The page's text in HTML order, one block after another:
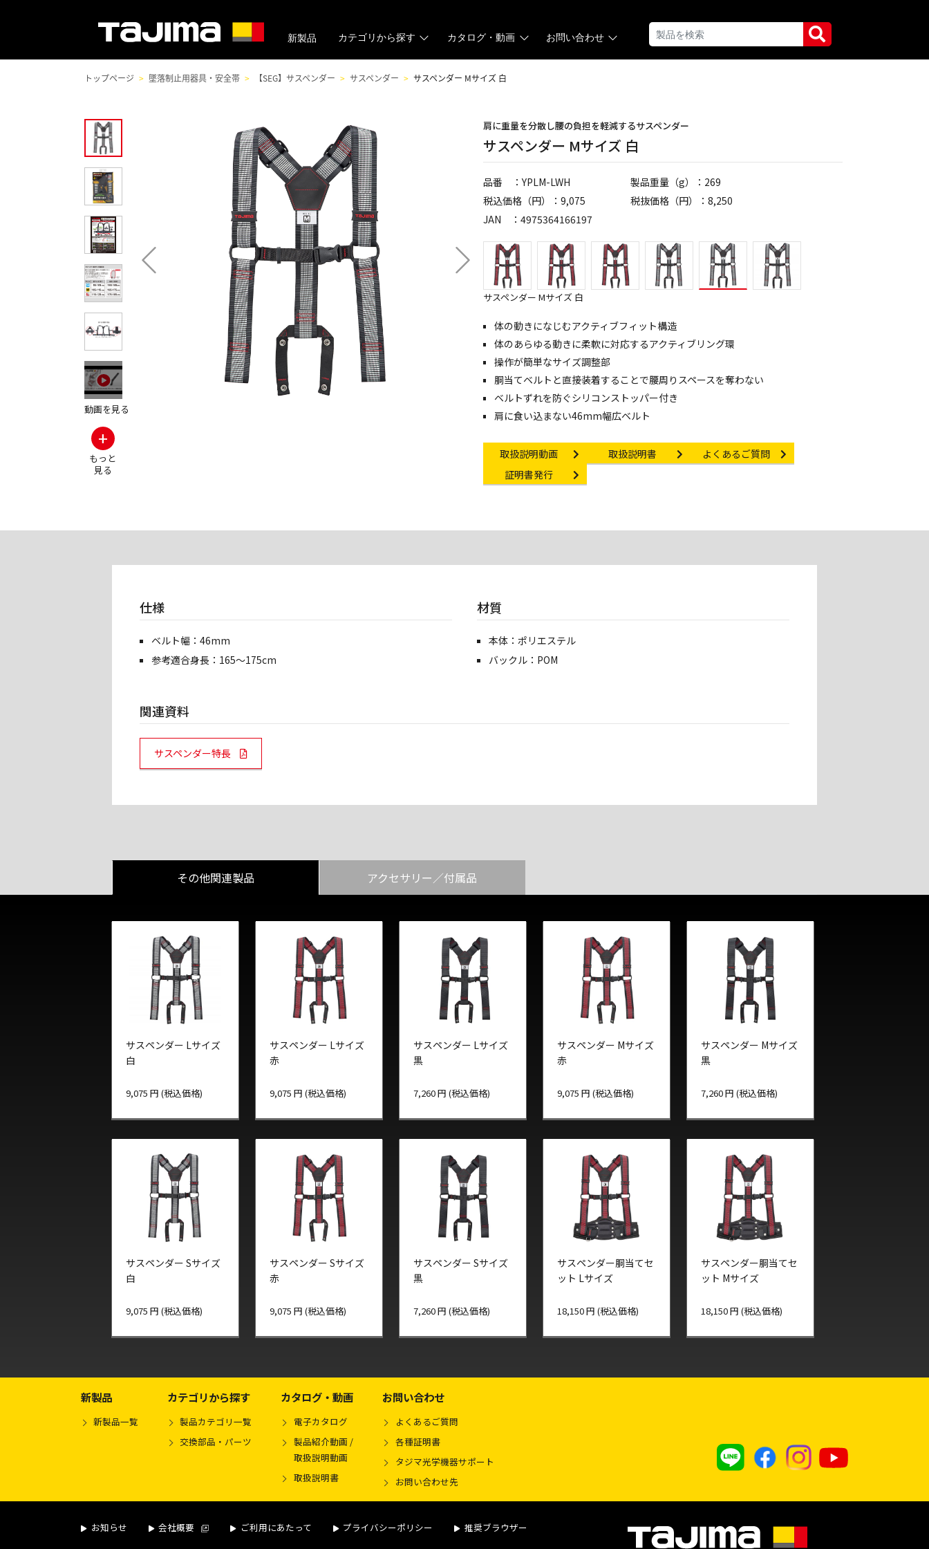
新製品 カテゴリから探す カタログ・動画 お問い合わせ
トップページ 墜落制止用器具・安全帯 【SEG】サスペンダー サスペンダー サスペンダー Mサイズ 白
動画を見る
+
もっと
見る
その他の製品画像・動画を見る
肩に重量を分散し腰の負担を軽減するサスペンダー
サスペンダー Mサイズ 白
品番 ：YPLM-LWH
製品重量（g）：269
税込価格（円）：9,075
税抜価格（円）：8,250
JAN ：4975364166197
サスペンダー Mサイズ 白
体の動きになじむアクティブフィット構造
体のあらゆる動きに柔軟に対応するアクティブリング環
操作が簡単なサイズ調整部
胴当てベルトと直接装着することで腰周りスペースを奪わない
ベルトずれを防ぐシリコンストッパー付き
肩に食い込まない46mm幅広ベルト
Instruction video
取扱説明動画 Instruction manual
取扱説明書 Other link
よくあるご質問
Certificate Issuance
証明書発行
仕様
ベルト幅：46mm
参考適合身長：165～175cm
材質
本体：ポリエステル
バックル：POM
関連資料
サスペンダー特長 PDF Links
その他関連製品 アクセサリー／付属品
サスペンダー Lサイズ
白
9,075 円 (税込価格)
サスペンダー Lサイズ
赤
9,075 円 (税込価格)
サスペンダー Lサイズ
黒
7,260 円 (税込価格)
サスペンダー Mサイズ
赤
9,075 円 (税込価格)
サスペンダー Mサイズ
黒
7,260 円 (税込価格)
サスペンダー Sサイズ
白
9,075 円 (税込価格)
サスペンダー Sサイズ
赤
9,075 円 (税込価格)
サスペンダー Sサイズ
黒
7,260 円 (税込価格)
サスペンダー胴当てセ
ット Lサイズ
18,150 円 (税込価格)
サスペンダー胴当てセ
ット Mサイズ
18,150 円 (税込価格)
新製品
新製品一覧
カテゴリから探す
製品カテゴリ一覧
交換部品・パーツ
カタログ・動画
電子カタログ
製品紹介動画 /
取扱説明動画
取扱説明書
お問い合わせ
よくあるご質問
各種証明書
タジマ光学機器サポート
お問い合わせ先
お知らせ 会社概要 ご利用にあたって プライバシーポリシー 推奨ブラウザー